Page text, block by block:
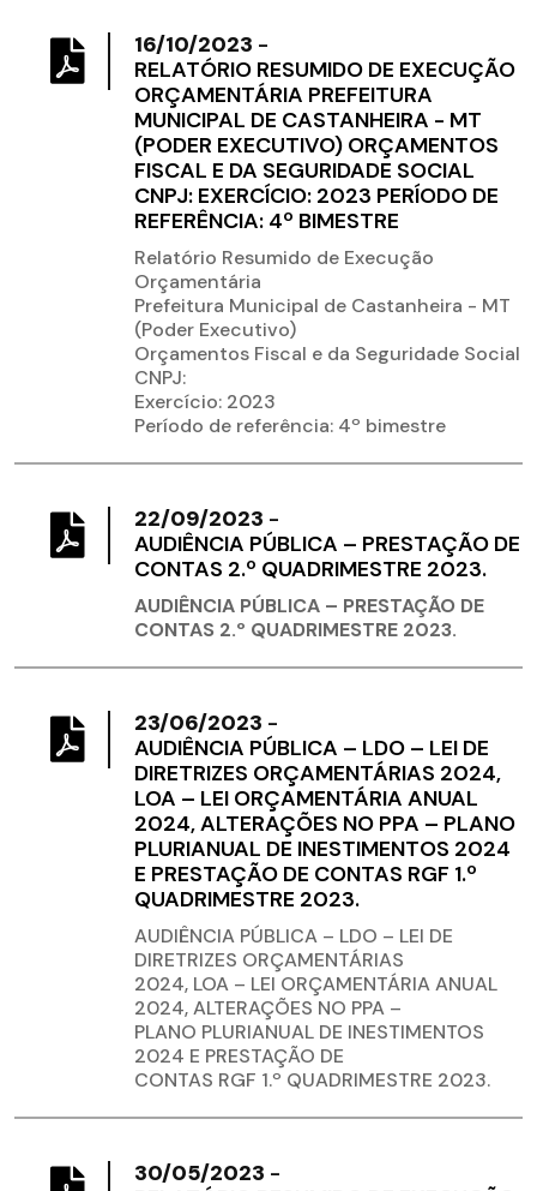
16/10/2023 -
RELATÓRIO RESUMIDO DE EXECUÇÃO
ORÇAMENTÁRIA PREFEITURA
MUNICIPAL DE CASTANHEIRA - MT
(PODER EXECUTIVO) ORÇAMENTOS
FISCAL E DA SEGURIDADE SOCIAL
CNPJ: EXERCÍCIO: 2023 PERÍODO DE
REFERÊNCIA: 4º BIMESTRE
Relatório Resumido de Execução
Orçamentária
Prefeitura Municipal de Castanheira - MT
(Poder Executivo)
Orçamentos Fiscal e da Seguridade Social
CNPJ:
Exercício: 2023
Período de referência: 4º bimestre
22/09/2023 -
AUDIÊNCIA PÚBLICA – PRESTAÇÃO DE
CONTAS 2.º QUADRIMESTRE 2023.
AUDIÊNCIA PÚBLICA – PRESTAÇÃO DE
CONTAS 2.º QUADRIMESTRE 2023.
23/06/2023 -
AUDIÊNCIA PÚBLICA – LDO – LEI DE
DIRETRIZES ORÇAMENTÁRIAS 2024,
LOA – LEI ORÇAMENTÁRIA ANUAL
2024, ALTERAÇÕES NO PPA – PLANO
PLURIANUAL DE INESTIMENTOS 2024
E PRESTAÇÃO DE CONTAS RGF 1.º
QUADRIMESTRE 2023.
AUDIÊNCIA PÚBLICA – LDO – LEI DE
DIRETRIZES ORÇAMENTÁRIAS
2024, LOA – LEI ORÇAMENTÁRIA ANUAL
2024, ALTERAÇÕES NO PPA –
PLANO PLURIANUAL DE INESTIMENTOS
2024 E PRESTAÇÃO DE
CONTAS RGF 1.º QUADRIMESTRE 2023.
30/05/2023 -